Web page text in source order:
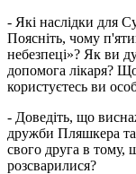
- Які наслідки для
Поясніть, чому
небезпеці»? Як ви
допомога лікаря?
користуєтесь ви
- Доведіть, що
дружби Пляшкера
свого друга в тому,
розсварилися?